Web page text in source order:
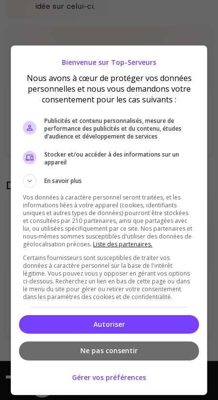
idée sur celui-ci.
Il n'y a pas encore d'avis sur ce serveur.
Ambiance
Disponibilité
Donner son avis sur le serveur
Vous devez être connecté pour ajouter
un avis sur ce serveur !
Se connecter S'inscrire
Bienvenue sur Top-Serveurs
Nous avons à cœur de protéger vos données
personnelles et nous vous demandons votre
consentement pour les cas suivants :
Publicités et contenu personnalisés, mesure de
performance des publicités et du contenu, études
d’audience et développement de services
Stocker et/ou accéder à des informations sur un
appareil
En savoir plus
Vos données à caractère personnel seront traitées, et les
informations liées à votre appareil (cookies, identifiants
uniques et autres types de données) pourront être stockées
et consultées par 210 partenaires, ainsi que partagées avec
lui, ou utilisées spécifiquement par ce site. Nos partenaires et
nous-mêmes sommes susceptibles d'utiliser des données de
géolocalisation précises. Liste des partenaires.
Certains fournisseurs sont susceptibles de traiter vos
données à caractère personnel sur la base de l'intérêt
légitime. Vous pouvez vous y opposer en gérant vos options
ci-dessous. Recherchez un lien en bas de cette page ou dans
le menu du site pour gérer ou retirer votre consentement
dans les paramètres des cookies et de confidentialité.
Autoriser
Ne pas consentir
Gérer vos préférences